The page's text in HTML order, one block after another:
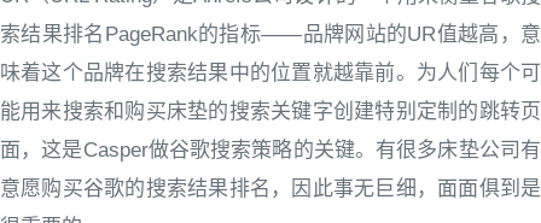
索结果排名PageRank的指标——品牌网站的UR值越高，意
味着这个品牌在搜索结果中的位置就越靠前。为人们每个可
能用来搜索和购买床垫的搜索关键字创建特别定制的跳转页
面，这是Casper做谷歌搜索策略的关键。有很多床垫公司有
意愿购买谷歌的搜索结果排名，因此事无巨细，面面俱到是